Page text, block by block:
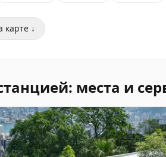
карте ↓
места и